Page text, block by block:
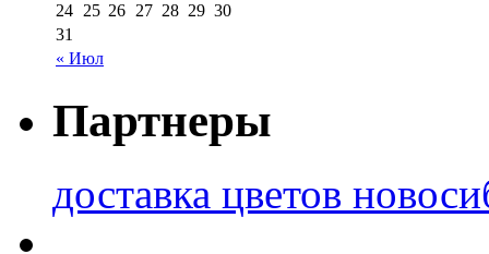
« Июл
24 25 26 27 28 29 30
31
Партнеры
доставка цветов